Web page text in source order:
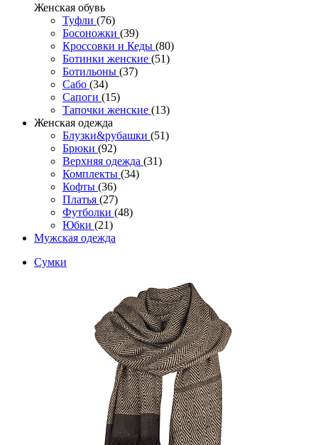
Женcкая обувь
Туфли (76)
Босоножки (39)
Кроссовки и Кеды (80)
Ботинки женские (51)
Ботильоны (37)
Сабо (34)
Сапоги (15)
Тапочки женские (13)
Женская одежда
Блузки&рубашки (51)
Брюки (92)
Верхняя одежда (31)
Комплекты (34)
Кофты (36)
Платья (27)
Футболки (48)
Юбки (21)
Мужская одежда
Сумки